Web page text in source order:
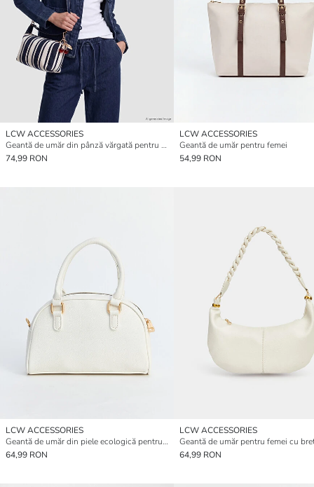
LCW ACCESSORIES
Geantă de umăr din pânză vărgată pentru femei
74,99 RON
LCW ACCESSORIES
Geantă de umăr pentru femei
54,99 RON
LCW ACCESSORIES
Geantă de umăr din piele ecologică pentru femei
64,99 RON
LCW ACCESSORIES
64,99 RON